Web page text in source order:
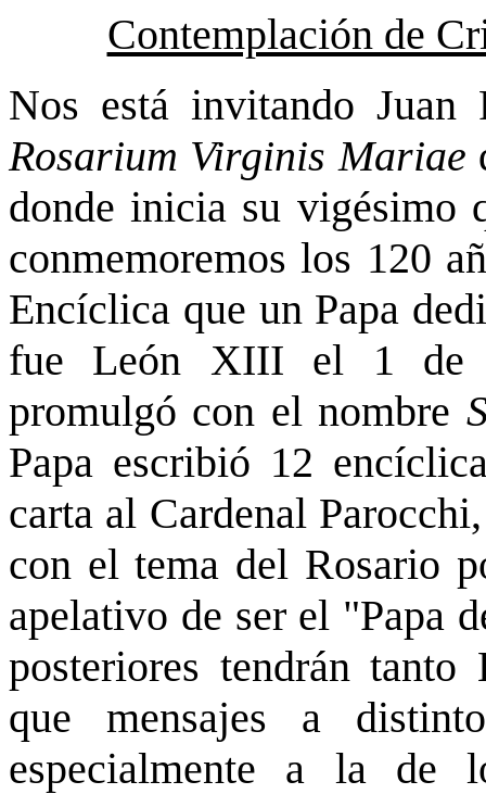
Contemplación de
Nos está invitando
Rosarium Virginis Mariae
donde inicia su vigésimo
conmemoremos los 120
Encíclica que un Papa
fue León XIII el 1 de
promulgó con el nombre
Papa escribió 12
carta al Cardenal
con el tema del Rosario
apelativo de ser el "Papa
posteriores tendrán
que mensajes a
especialmente a la de